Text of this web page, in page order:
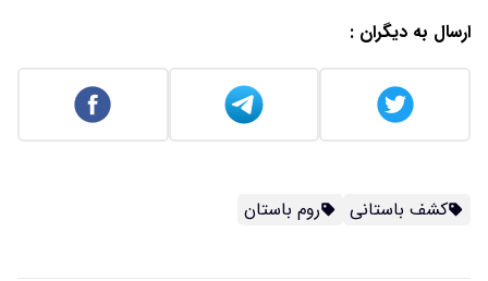
ارسال به دیگران :
کشف باستانی روم باستان